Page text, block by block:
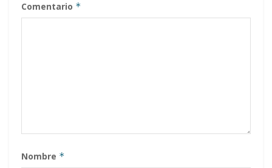
Comentario *
Nombre *